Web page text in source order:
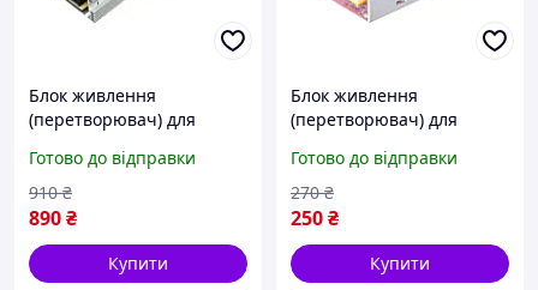
Блок живлення
(перетворювач) для
LONG 12В 240Вт 20A - 2
роки гарантії! (проф.
серія)
Готово до відправки
890₴
910 ₴
Купити
Блок живлення
(перетворювач) для
12В 60Вт 5A - 1 рік
гарантії!
Готово до відправки
250₴
270 ₴
Купити